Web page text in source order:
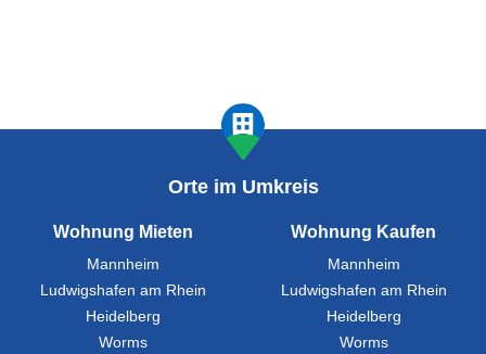
Orte im Umkreis
Wohnung Mieten
Mannheim
Ludwigshafen am Rhein
Heidelberg
Worms
Wohnung Kaufen
Mannheim
Ludwigshafen am Rhein
Heidelberg
Worms